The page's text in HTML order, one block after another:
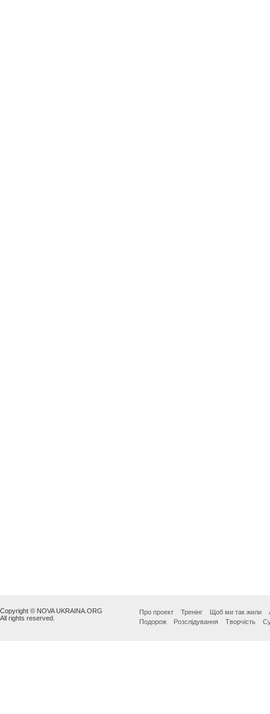
Copyright © NOVA UKRAINA.ORG
All rights reserved.
Про проект Тренінг Щоб ми так жили
Подорож
Розслідування Творчість